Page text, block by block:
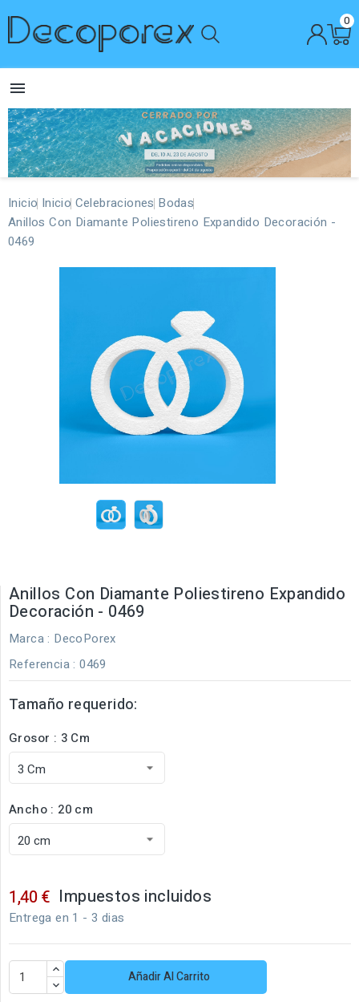
0

Inicio Inicio Celebraciones Bodas
Anillos Con Diamante Poliestireno Expandido Decoración -
0469
Anillos Con Diamante Poliestireno Expandido
Decoración - 0469
Marca : DecoPorex
Referencia : 0469
Tamaño requerido:
Grosor : 3 Cm
Ancho : 20 cm
1,40 € Impuestos incluidos
Entrega en 1 - 3 dias
Añadir Al Carrito